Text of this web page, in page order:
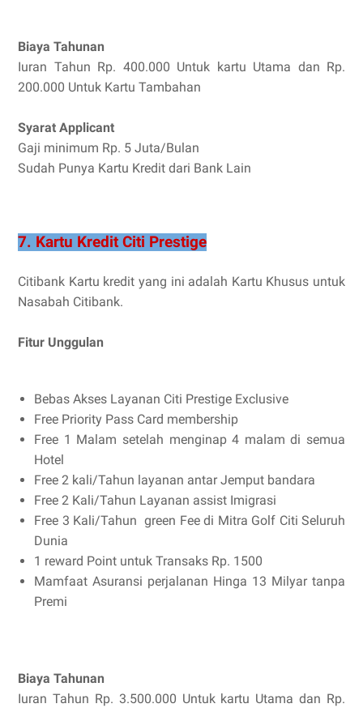
Biaya Tahunan
Iuran Tahun Rp. 400.000 Untuk kartu Utama dan Rp.
200.000 Untuk Kartu Tambahan
Syarat Applicant
Gaji minimum Rp. 5 Juta/Bulan
Sudah Punya Kartu Kredit dari Bank Lain
7. Kartu Kredit Citi Prestige
Citibank Kartu kredit yang ini adalah Kartu Khusus untuk
Nasabah Citibank.
Fitur Unggulan
Bebas Akses Layanan Citi Prestige Exclusive
Free Priority Pass Card membership
Free 1 Malam setelah menginap 4 malam di semua
Hotel
Free 2 kali/Tahun layanan antar Jemput bandara
Free 2 Kali/Tahun Layanan assist Imigrasi
Free 3 Kali/Tahun green Fee di Mitra Golf Citi Seluruh
Dunia
1 reward Point untuk Transaks Rp. 1500
Mamfaat Asuransi perjalanan Hinga 13 Milyar tanpa
Premi
Biaya Tahunan
Iuran Tahun Rp. 3.500.000 Untuk kartu Utama dan Rp.